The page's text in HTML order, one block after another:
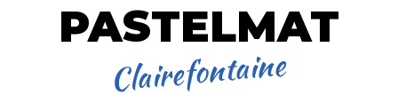
PASTELMAT
Clairefontaine